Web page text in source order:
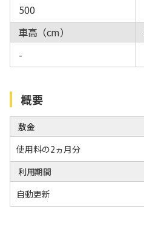
500
車高（cm）
-
概要
敷金
使用料の2ヵ月分
利用期間
自動更新